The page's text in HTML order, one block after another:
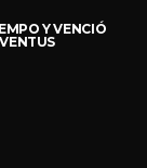
Y VENCIÓ